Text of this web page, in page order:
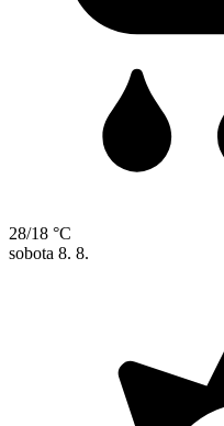
28/18 °C
sobota 8. 8.